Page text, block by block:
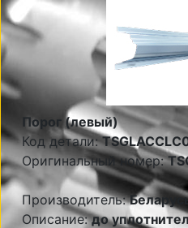
Порог (левый)
Код детали:
Оригинальный номер:
Производитель:
Описание:до